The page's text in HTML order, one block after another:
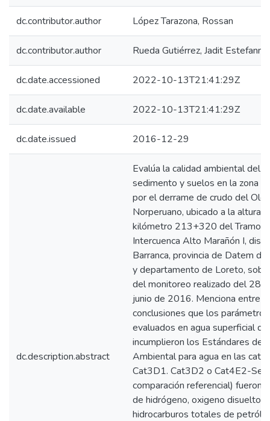
dc.contributor.author López Tarazona, Rossan
dc.contributor.author Rueda Gutiérrez, Jadit Estefanny
dc.date.accessioned 2022-10-13T21:41:29Z
dc.date.available 2022-10-13T21:41:29Z
dc.date.issued 2016-12-29
dc.description.abstract
Evalúa la calidad ambiental del
sedimento y suelos en la zona
por el derrame de crudo del
Norperuano, ubicado a la altura
kilómetro 213+320 del Tramo I
Intercuenca Alto Marañón I,
Barranca, provincia de Datem
y departamento de Loreto,
del monitoreo realizado del 28
junio de 2016. Menciona entre
conclusiones que los parámetros
evaluados en agua superficial
incumplieron los Estándares de
Ambiental para agua en las
Cat3D1. Cat3D2 o Cat4E2-
comparación referencial) fueron:
de hidrógeno, oxigeno disuelto,
hidrocarburos totales de